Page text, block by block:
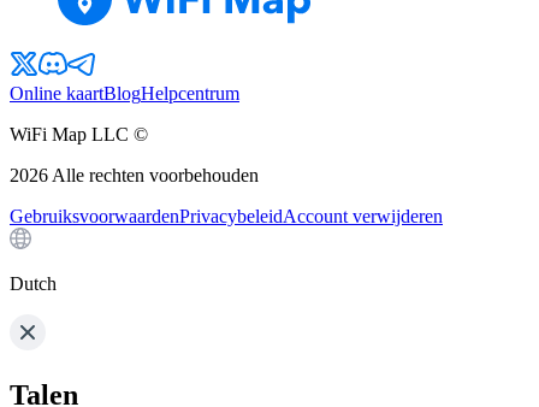
Online kaartBlogHelpcentrum
WiFi Map LLC ©
2026 Alle rechten voorbehouden
GebruiksvoorwaardenPrivacybeleidAccount verwijderen
Dutch
Talen